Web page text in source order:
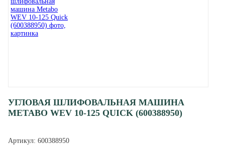
УГЛОВАЯ ШЛИФОВАЛЬНАЯ МАШИНА
METABO WEV 10-125 QUICK (600388950)
Артикул: 600388950